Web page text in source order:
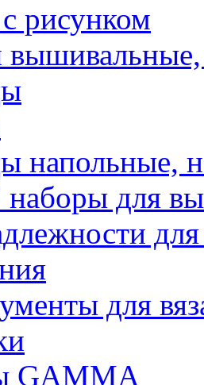
рисунком
напольные,
для
для
GAMMA